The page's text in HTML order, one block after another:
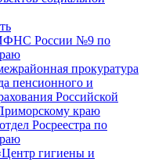
России №9 по
прокуратура
пенсионного и
Российской
краю
Росреестра по
гигиены и